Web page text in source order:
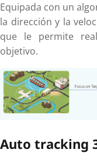
Equipada con un
la dirección y la
que le permite
objetivo.
Auto tracking